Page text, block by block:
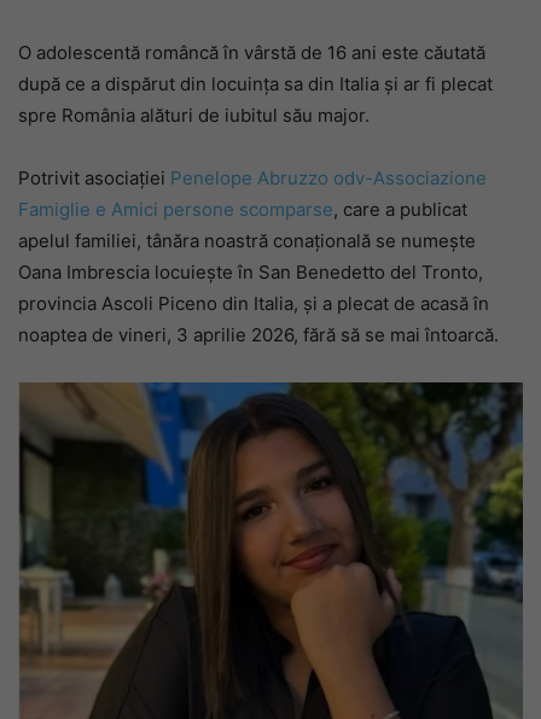
O adolescentă româncă în vârstă de 16 ani este căutată
după ce a dispărut din locuința sa din Italia și ar fi plecat
spre România alături de iubitul său major.
Potrivit asociației Penelope Abruzzo odv-Associazione
Famiglie e Amici persone scomparse, care a publicat
apelul familiei, tânăra noastră conațională se numește
Oana Imbrescia locuiește în San Benedetto del Tronto,
provincia Ascoli Piceno din Italia, și a plecat de acasă în
noaptea de vineri, 3 aprilie 2026, fără să se mai întoarcă.